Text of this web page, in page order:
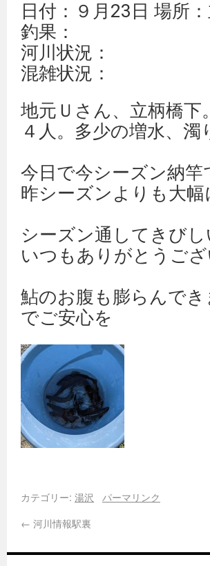
日付：９月23日 場所
釣果：
河川状況：
混雑状況：
地元Ｕさん、立柄橋
４人。多少の増水、濁
今日で今シーズン納
昨シーズンよりも大
シーズン通してきび
いつもありがとうござ
鮎のお腹も膨らんで
でご安心を
カテゴリー: 湯沢
パーマリンク
← 河川情報駅裏